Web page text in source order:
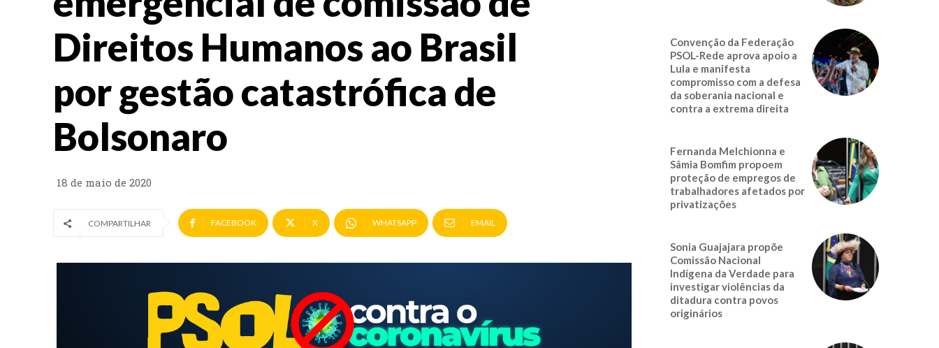
Direitos Humanos ao Brasil
por gestão catastrófica de
Bolsonaro
18 de maio de 2020
COMPARTILHAR FACEBOOK X WHATSAPP EMAIL
Convenção da Federação
PSOL-Rede aprova apoio a
Lula e manifesta
compromisso com a defesa
da soberania nacional e
contra a extrema direita
Fernanda Melchionna e
Sâmia Bomfim propoem
proteção de empregos de
trabalhadores afetados por
privatizações
Sonia Guajajara propõe
Comissão Nacional
Indígena da Verdade para
investigar violências da
ditadura contra povos
originários